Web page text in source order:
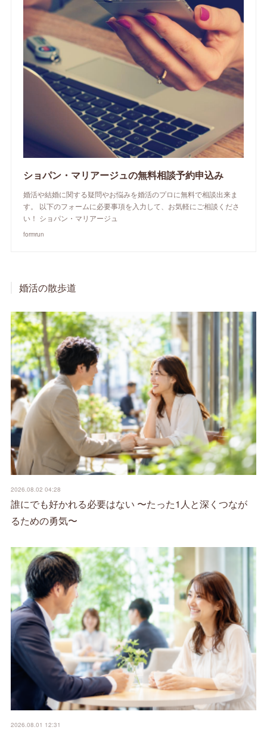
ショパン・マリアージュの無料相談予約申込み
婚活や結婚に関する疑問やお悩みを婚活のプロに無料で相談出来ま
す。 以下のフォームに必要事項を入力して、お気軽にご相談くださ
い！ ショパン・マリアージュ
formrun
婚活の散歩道
2026.08.02 04:28
誰にでも好かれる必要はない 〜たった1人と深くつなが
るための勇気〜
2026.08.01 12:31